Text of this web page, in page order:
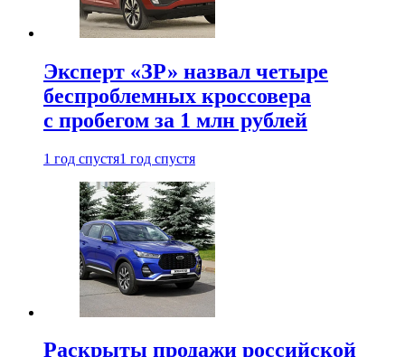
Эксперт «ЗР» назвал четыре
беспроблемных кроссовера
с пробегом за 1 млн рублей
1 год спустя1 год спустя
Раскрыты продажи российской